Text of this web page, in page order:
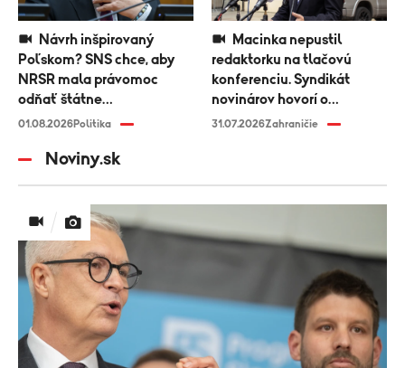
Poľskom? SNS chce, aby
NRSR mala právomoc
odňať štátne
vyznamenanie
01.08.2026Politika
redaktorku na tlačovú
konferenciu. Syndikát
novinárov hovorí o
diskriminácii médií
31.07.2026Zahraničie
Noviny.sk